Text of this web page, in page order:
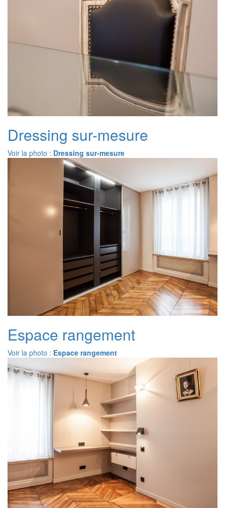
Dressing sur-mesure
Voir la photo : Dressing sur-mesure
Espace rangement
Voir la photo : Espace rangement